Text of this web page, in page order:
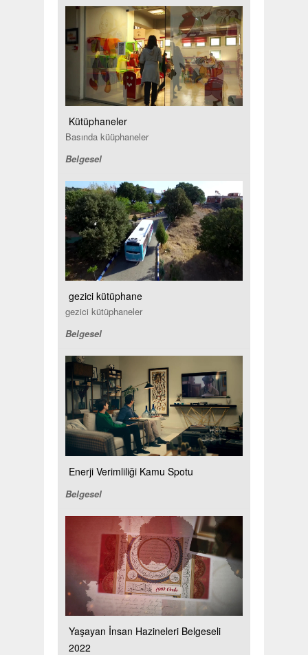
Kütüphaneler
Basında küüphaneler
Belgesel
gezici kütüphane
gezici kütüphaneler
Belgesel
Enerji Verimliliği Kamu Spotu
Belgesel
Yaşayan İnsan Hazineleri Belgeseli
2022